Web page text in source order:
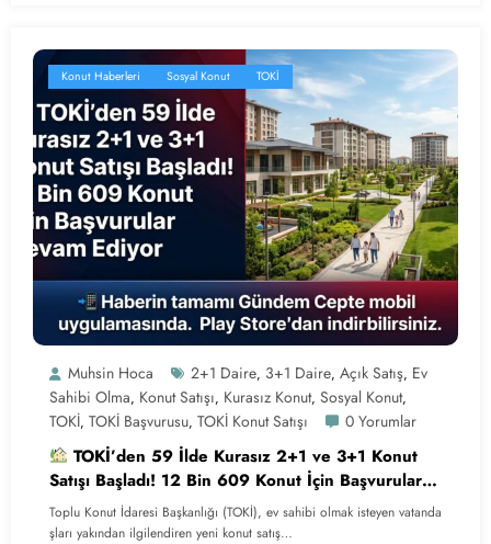
Konut Haberleri Sosyal Konut TOKİ
Muhsin Hoca 2+1 Daire, 3+1 Daire, Açık Satış, Ev
Sahibi Olma, Konut Satışı, Kurasız Konut, Sosyal Konut,
TOKİ, TOKİ Başvurusu, TOKİ Konut Satışı 0 Yorumlar
TOKİ’den 59 İlde Kurasız 2+1 ve 3+1 Konut
Satışı Başladı! 12 Bin 609 Konut İçin Başvurular
Devam Ediyor
Toplu Konut İdaresi Başkanlığı (TOKİ), ev sahibi olmak isteyen vatanda
şları yakından ilgilendiren yeni konut satış…